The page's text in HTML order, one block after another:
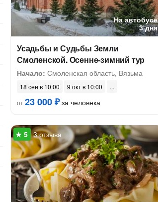
На автобусе
3 дня
Усадьбы и Судьбы Земли
Смоленской. Осенне-зимний тур
Начало: Смоленская область, Вязьма
18 сен в 10:00
9 окт в 10:00
от23 000 ₽за человека
3 отзыва